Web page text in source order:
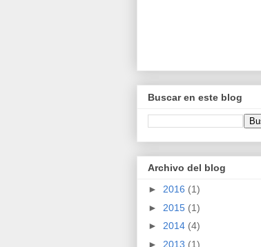
Buscar en este blog
Archivo del blog
► 2016 (1)
► 2015 (1)
► 2014 (4)
► 2013 (1)